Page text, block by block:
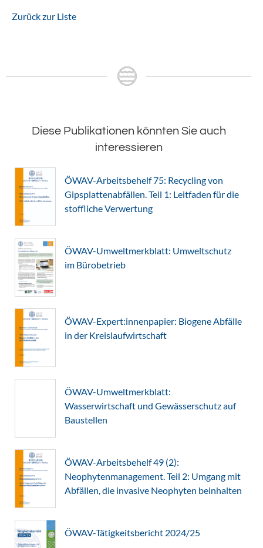
Zurück zur Liste
Diese Publikationen könnten Sie auch
interessieren
ÖWAV-Arbeitsbehelf 75: Recycling von
Gipsplattenabfällen. Teil 1: Leitfaden für die
stoffliche Verwertung
ÖWAV-Umweltmerkblatt: Umweltschutz
im Bürobetrieb
ÖWAV-Expert:innenpapier: Biogene Abfälle
in der Kreislaufwirtschaft
ÖWAV-Umweltmerkblatt:
Wasserwirtschaft und Gewässerschutz auf
Baustellen
ÖWAV-Arbeitsbehelf 49 (2):
Neophytenmanagement. Teil 2: Umgang mit
Abfällen, die invasive Neophyten beinhalten
ÖWAV-Tätigkeitsbericht 2024/25